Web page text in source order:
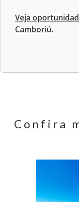
Veja
Camboriú.
Confira